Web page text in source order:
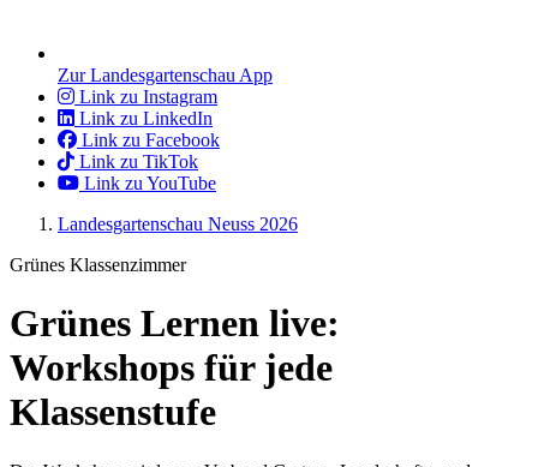
Zur Landesgartenschau App
Link zu Instagram
Link zu LinkedIn
Link zu Facebook
Link zu TikTok
Link zu YouTube
Landesgartenschau Neuss 2026
Grünes Klassenzimmer
Grünes Lernen live:
Workshops für jede
Klassenstufe